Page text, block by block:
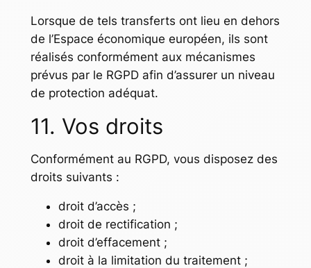
Lorsque de tels transferts ont lieu en dehors
de l’Espace économique européen, ils sont
réalisés conformément aux mécanismes
prévus par le RGPD afin d’assurer un niveau
de protection adéquat.
11. Vos droits
Conformément au RGPD, vous disposez des
droits suivants :
droit d’accès ;
droit de rectification ;
droit d’effacement ;
droit à la limitation du traitement ;